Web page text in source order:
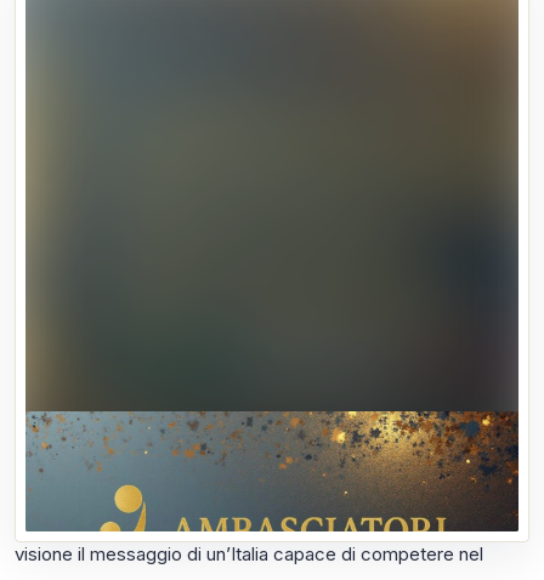
livello internazionale.
La premiazione si è svolta presso il Ministero delle Imprese e
del Made in Italy ed è stata rappresentata dal Presidente
Carlo Verdone, che ha portato avanti con autorevolezza e
visione il messaggio di un’Italia capace di competere nel